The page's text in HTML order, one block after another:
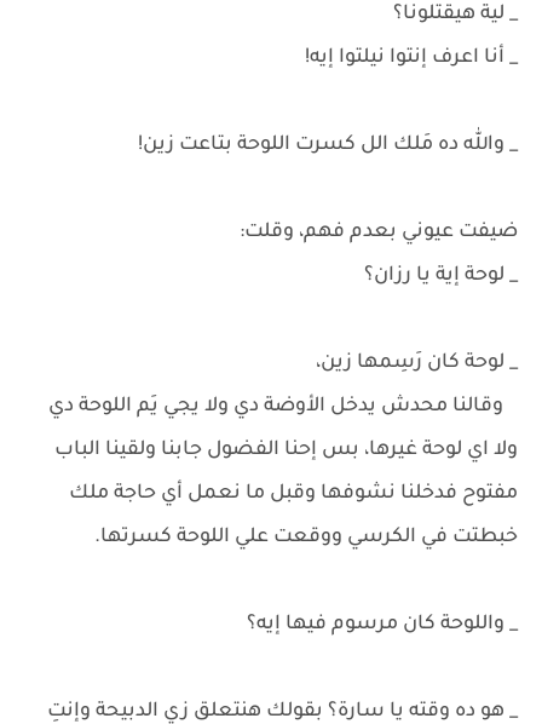
_ لية هيقتلونا؟
_ أنا اعرف إنتوا نيلتوا إيه!
_ والله ده مَلك الل كسرت اللوحة بتاعت زين!
ضيفت عيوني بعدم فهم، وقلت:
_ لوحة إية يا رزان؟
_ لوحة كان رَسِمها زين،
وقالنا محدش يدخل الأوضة دي ولا يجي يَم اللوحة دي
ولا اي لوحة غيرها، بس إحنا الفضول جابنا ولقينا الباب
مفتوح فدخلنا نشوفها وقبل ما نعمل أي حاجة ملك
خبطتت في الكرسي ووقعت علي اللوحة كسرتها.
_ واللوحة كان مرسوم فيها إيه؟
_ هو ده وقته يا سارة؟ بقولك هنتعلق زي الدبيحة وإنتِ